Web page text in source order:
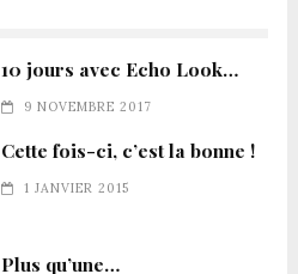
10 jours avec Echo Look…
9 NOVEMBRE 2017
Cette fois-ci, c’est la bonne !
1 JANVIER 2015
Plus qu’une…